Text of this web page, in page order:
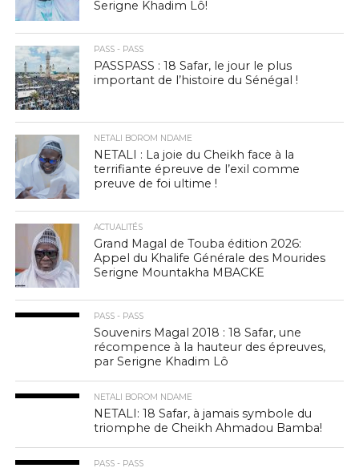
Serigne Khadim Lô!
PASS - PASS
PASSPASS : 18 Safar, le jour le plus
important de l’histoire du Sénégal !
NETALI BOROM NDAME
NETALI : La joie du Cheikh face à la
terrifiante épreuve de l’exil comme
preuve de foi ultime !
ACTUALITÉS
Grand Magal de Touba édition 2026:
Appel du Khalife Générale des Mourides
Serigne Mountakha MBACKE
PASS - PASS
Souvenirs Magal 2018 : 18 Safar, une
récompence à la hauteur des épreuves,
par Serigne Khadim Lô
NETALI BOROM NDAME
NETALI: 18 Safar, à jamais symbole du
triomphe de Cheikh Ahmadou Bamba!
PASS - PASS